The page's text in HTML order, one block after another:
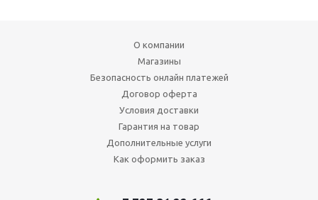
О компании
Магазины
Безопасность онлайн платежей
Договор оферта
Условия доставки
Гарантия на товар
Дополнительные услуги
Как оформить заказ